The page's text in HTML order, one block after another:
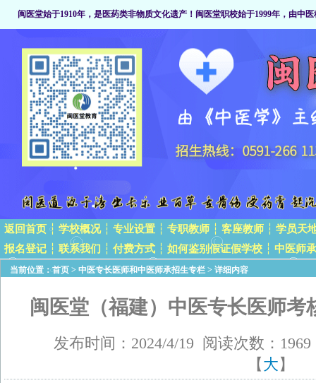
闽医堂始于1910年，是医药类非物质文化遗产 ！闽医堂职校始于1999年，由中
返回首页 ┆ 学校概况 ┆ 专业设置 ┆ 专职教师 ┆ 客座教师 ┆ 学员天
报名登记 ┆ 联系我们 ┆ 付费方式 ┆ 如何鉴别假证假学校 ┆ 中医师
当前位置：首页 > 中医专长医师和中医师承招生专栏 > 详细内容
闽医堂（福建）中医专长医师考
发布时间：2024/4/19 阅读次数：
【大】